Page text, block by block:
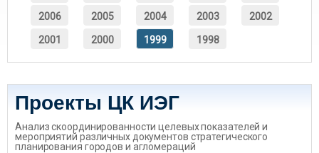
2006 2005 2004 2003 2002
2001 2000 1999 1998
Проекты ЦК ИЭГ
Анализ скоординированности целевых показателей и
мероприятий различных документов стратегического
планирования городов и агломераций